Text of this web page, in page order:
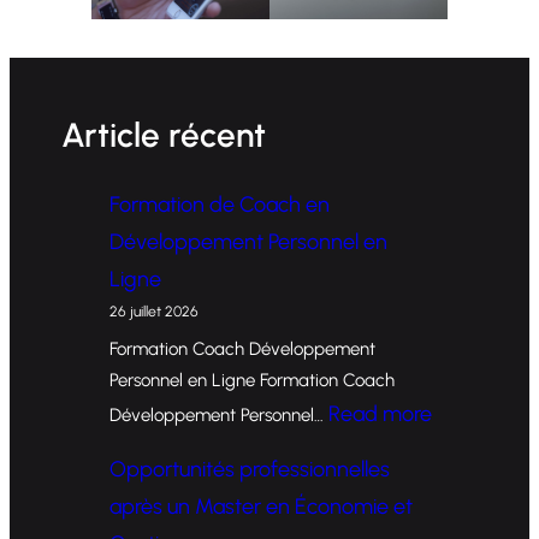
Article récent
Formation de Coach en
Développement Personnel en
Ligne
26 juillet 2026
Formation Coach Développement
Personnel en Ligne Formation Coach
Développement Personnel… Read more:
Opportunités professionnelles
après un Master en Économie et